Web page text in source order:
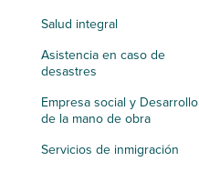
Salud integral
Asistencia en caso de
desastres
Empresa social y Desarrollo
de la mano de obra
Servicios de inmigración